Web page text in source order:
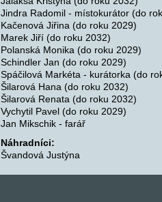
Jindra Radomil - místokurátor (do
Kačenová Jiřina (do roku 2029)
Marek Jiří (do roku 2032)
Polanská Monika (do roku 2029)
Schindler Jan (do roku 2029)
Spáčilová Markéta - kurátorka (do
Šilarová Hana (do roku 2032)
Šilarová Renata (do roku 2032)
Vychytil Pavel (do roku 2029)
Jan Mikschik - farář
Náhradníci:
Švandová Justýna